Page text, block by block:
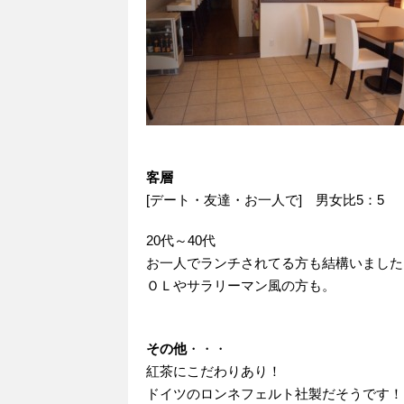
客層
[デート・友達・お一人で] 男女比5：5
20代～40代
お一人でランチされてる方も結構いまし
ＯＬやサラリーマン風の方も。
その他・・・
紅茶にこだわりあり！
ドイツのロンネフェルト社製だそうです！